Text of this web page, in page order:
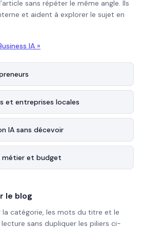
sans répéter le même angle. Ils
et aident à explorer le sujet en
IA »
et entreprises locales
IA sans décevoir
métier et budget
le blog
la catégorie, les mots du titre et le
sans dupliquer les piliers ci-